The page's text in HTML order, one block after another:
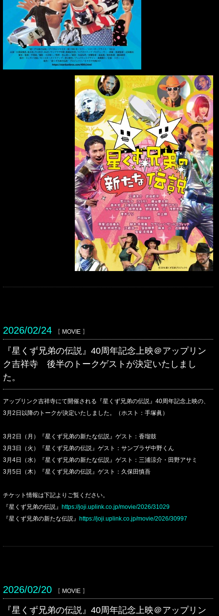
2026/02/24 【 MOVIE 】
『星くず兄弟の伝説』40周年記念上映＠アップリン
ク吉祥寺 後半のトークゲストが決定いたしまし
た。
アップリンク吉祥寺にて開催される『星くず兄弟の伝説』40周年記念上映の、
3月2日以降のトークが決定いたしました。（ホスト：手塚眞）
3月2日（月）『星くず兄弟の新たな伝説』ゲスト：香瑠鼓
3月3日（火）『星くず兄弟の伝説』ゲスト：サンプラザ中野くん
3月4日（水）『星くず兄弟の新たな伝説』ゲスト：三浦涼介・田野アサミ
3月5日（木）『星くず兄弟の伝説』ゲスト：久保田慎吾
チケット情報は下記よりご覧ください。
『星くず兄弟の伝説』 https://joji.uplink.co.jp/movie/2026/31029
『星くず兄弟の新たな伝説』 https://joji.uplink.co.jp/movie/2026/30997
2026/02/20 【 MOVIE 】
『星くず兄弟の伝説』40周年記念上映＠アップリン